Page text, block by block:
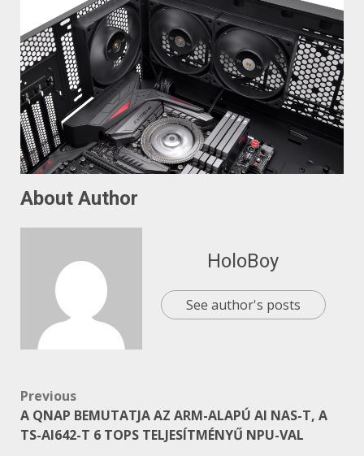
About Author
HoloBoy
See author's posts
Post
navigation
Previous
A QNAP BEMUTATJA AZ ARM-ALAPÚ AI NAS-T, A
TS-AI642-T 6 TOPS TELJESÍTMÉNYŰ NPU-VAL